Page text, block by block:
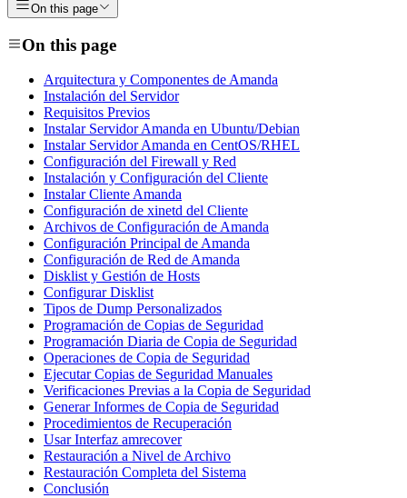
On this page
On this page
Arquitectura y Componentes de Amanda
Instalación del Servidor
Requisitos Previos
Instalar Servidor Amanda en Ubuntu/Debian
Instalar Servidor Amanda en CentOS/RHEL
Configuración del Firewall y Red
Instalación y Configuración del Cliente
Instalar Cliente Amanda
Configuración de xinetd del Cliente
Archivos de Configuración de Amanda
Configuración Principal de Amanda
Configuración de Red de Amanda
Disklist y Gestión de Hosts
Configurar Disklist
Tipos de Dump Personalizados
Programación de Copias de Seguridad
Programación Diaria de Copia de Seguridad
Operaciones de Copia de Seguridad
Ejecutar Copias de Seguridad Manuales
Verificaciones Previas a la Copia de Seguridad
Generar Informes de Copia de Seguridad
Procedimientos de Recuperación
Usar Interfaz amrecover
Restauración a Nivel de Archivo
Restauración Completa del Sistema
Conclusión